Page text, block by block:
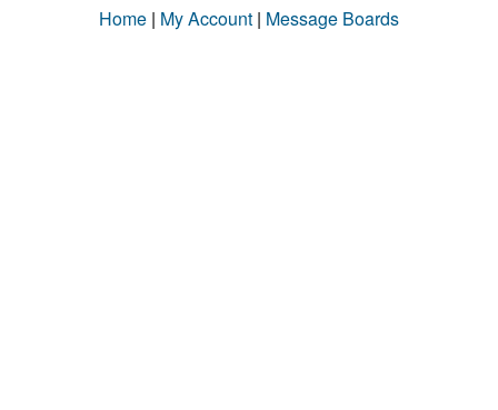
Home | My Account | Message Boards